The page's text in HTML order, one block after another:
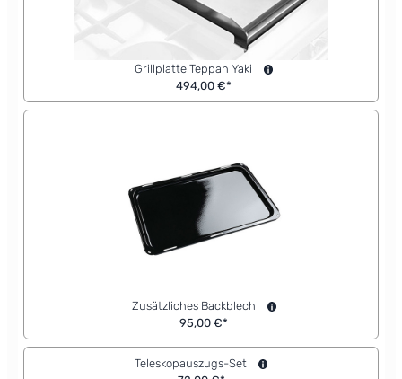
Grillplatte Teppan Yaki
494,00 €*
Zusätzliches Backblech
95,00 €*
Teleskopauszugs-Set